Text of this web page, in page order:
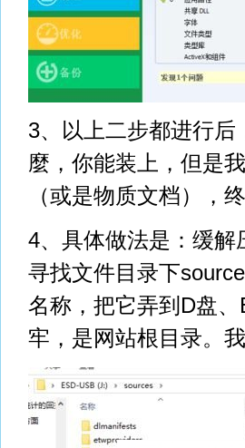
3、以上二步都进行
麼，你能装上，但是
（或是物质文档），
4、具体做法是：缓
寻找文件目录下
名称，把它弄到D盘
牢，是网站根目录。我